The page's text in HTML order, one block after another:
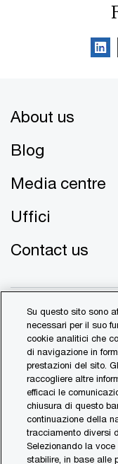
About us
Blog
Media centre
Uffici
Contact us
© 2017 - 2026 PwC.
PwC network and/or
of which is a
www.pwc.com/
Transparency Report
Legal & Privacy
Su questo sito sono
necessari per il suo
cookie analitici che
di navigazione in
prestazioni del sito.
raccogliere altre
efficaci le
chiusura di questo
continuazione della
tracciamento diversi
Selezionando la voce
stabilire, in base alle